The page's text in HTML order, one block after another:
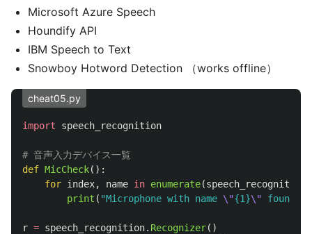
Microsoft Azure Speech
Houndify API
IBM Speech to Text
Snowboy Hotword Detection （works offline）
cheat05.py
import speech_recognition
def MicCheck():
for index, name in enumerate(speech_recognition
print ( "Microphone with name \"{1}\" found
r = speech_recognition. Recognizer()